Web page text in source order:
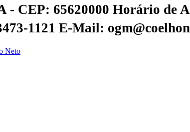
- CEP: 65620000 Horário de
1121 E-Mail:
Neto